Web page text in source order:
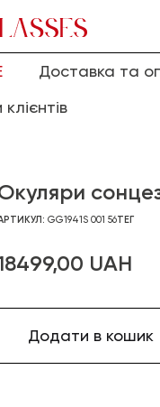
Доставка та
клієнтів
GG1941S 001 56ТЕГ
UAH
Додати в кошик